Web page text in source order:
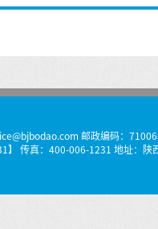
邮政编码：
传真：400-006-1231 地址：陕